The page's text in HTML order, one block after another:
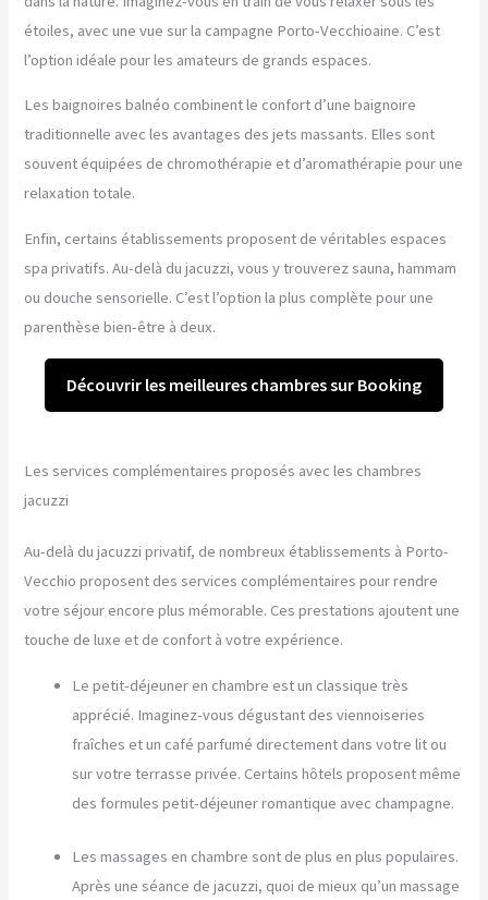
étoiles, avec une vue sur la campagne Porto-Vecchioaine. C’est
l’option idéale pour les amateurs de grands espaces.
Les baignoires balnéo combinent le confort d’une baignoire
traditionnelle avec les avantages des jets massants. Elles sont
souvent équipées de chromothérapie et d’aromathérapie pour une
relaxation totale.
Enfin, certains établissements proposent de véritables espaces
spa privatifs. Au-delà du jacuzzi, vous y trouverez sauna, hammam
ou douche sensorielle. C’est l’option la plus complète pour une
parenthèse bien-être à deux.
Découvrir les meilleures chambres sur Booking
Les services complémentaires proposés avec les chambres
jacuzzi
Au-delà du jacuzzi privatif, de nombreux établissements à Porto-
Vecchio proposent des services complémentaires pour rendre
votre séjour encore plus mémorable. Ces prestations ajoutent une
touche de luxe et de confort à votre expérience.
Le petit-déjeuner en chambre est un classique très
apprécié. Imaginez-vous dégustant des viennoiseries
fraîches et un café parfumé directement dans votre lit ou
sur votre terrasse privée. Certains hôtels proposent même
des formules petit-déjeuner romantique avec champagne.
Les massages en chambre sont de plus en plus populaires.
Après une séance de jacuzzi, quoi de mieux qu’un massage